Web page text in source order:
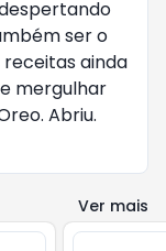
ser o
ainda
mergulhar
Abriu.
Ver mais